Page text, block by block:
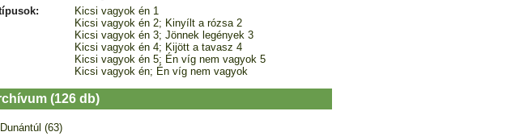
Kicsi vagyok én 1
Kicsi vagyok én 2; Kinyílt a rózsa 2
Kicsi vagyok én 3; Jönnek legények 3
Kicsi vagyok én 4; Kijött a tavasz 4
Kicsi vagyok én 5; Én víg nem vagyok 5
Kicsi vagyok én; Én víg nem vagyok
(126 db)
Dunántúl (63)